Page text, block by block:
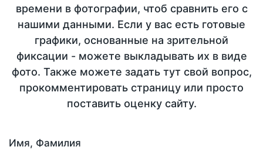
времени в фотографии, чтоб сравнить его с
нашими данными. Если у вас есть готовые
графики, основанные на зрительной
фиксации - можете выкладывать их в виде
фото. Также можете задать тут свой вопрос,
прокомментировать страницу или просто
поставить оценку сайту.
Имя, Фамилия